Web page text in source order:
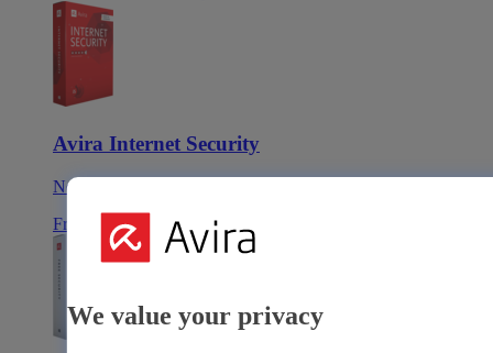
Avira Internet Security
Notre solution 3-en-1 avec de nombreux outils premium
Free Security
We value your privacy